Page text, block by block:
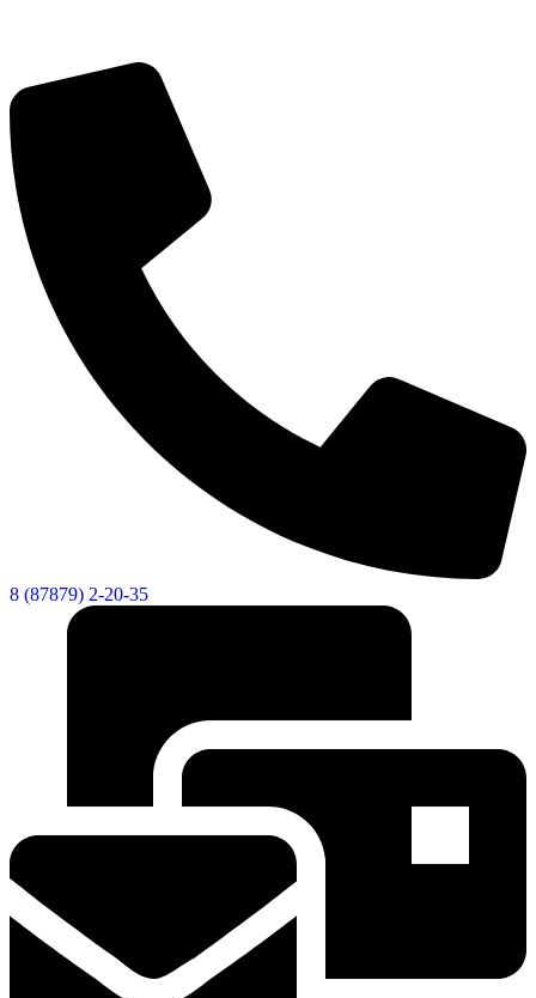
8 (87879) 2-20-35